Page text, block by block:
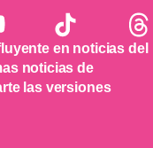
en noticias del
noticias de
las versiones